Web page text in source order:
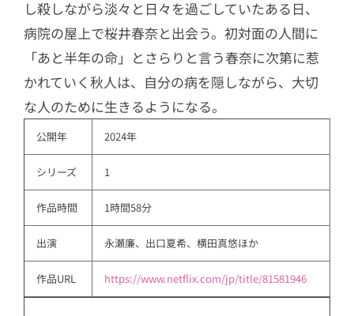
し殺しながら淡々と日々を過ごしていたある日、
病院の屋上で桜井春奈と出会う。初対面の人間に
「あと半年の命」とさらりと言う春奈に次第に惹
かれていく秋人は、自分の病を隠しながら、大切
な人のために生きるようになる。
公開年 2024年
シリーズ 1
作品時間 1時間58分
出演 永瀬廉、出口夏希、横田真悠ほか
作品URL https://www.netflix.com/jp/title/81581946